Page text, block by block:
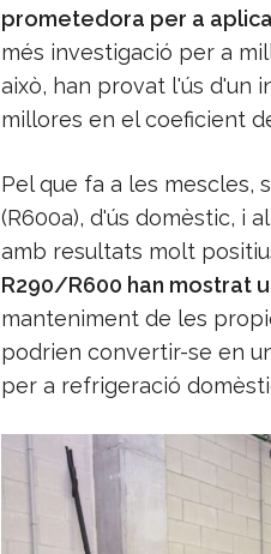
prometedora per a
més investigació per a
això, han provat l'ús d'un
millores en el coeficient
Pel que fa a les mescles,
(R600a), d'ús domèstic, i
amb resultats molt
R290/R600 han mostrat
manteniment de les
podrien convertir-se en
per a refrigeració